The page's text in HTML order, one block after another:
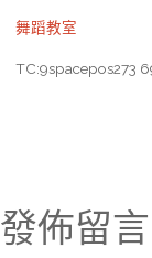
舞蹈教室
TC:9spacepos273
發佈留言